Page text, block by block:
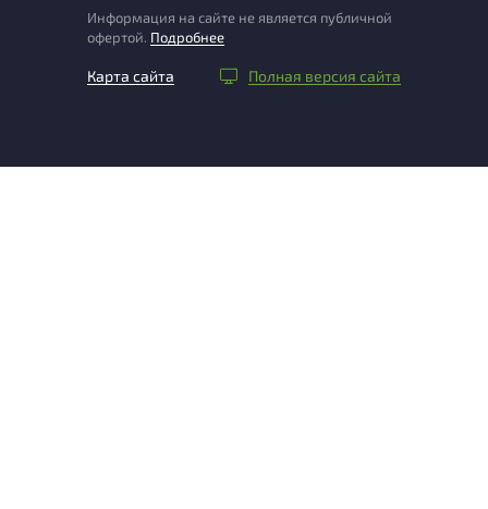
Информация на сайте не является публичной
офертой. Подробнее
Карта сайта Полная версия сайта